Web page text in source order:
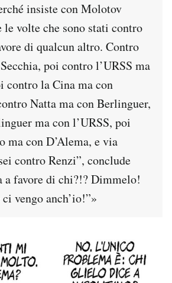
insiste con Molotov
le volte che sono stati contro
di qualcun altro. Contro
poi contro l’URSS ma
contro la Cina ma con
Natta ma con Berlinguer,
ma con l’URSS, poi
ma con D’Alema, e via
contro Renzi”, conclude
a favore di chi?!? Dimmelo!
vengo anch’io!”»